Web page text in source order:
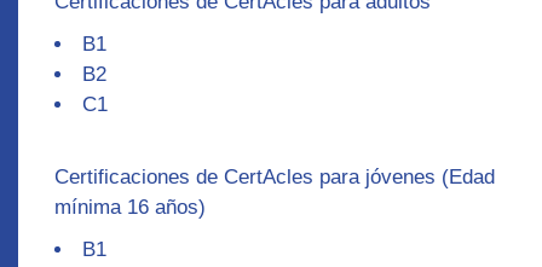
B1
B2
C1
Certificaciones de CertAcles para jóvenes (Edad
mínima 16 años)
B1